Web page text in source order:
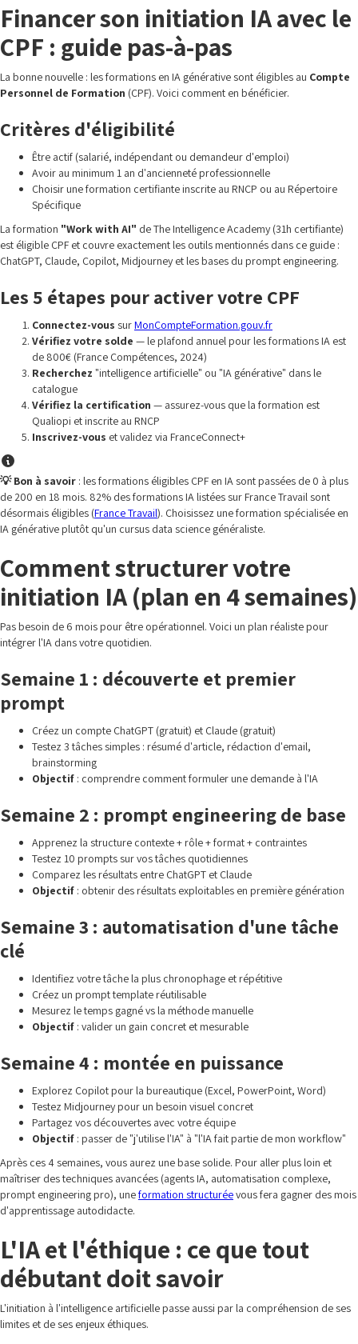
Financer son initiation IA avec le
CPF : guide pas-à-pas
La bonne nouvelle : les formations en IA générative sont éligibles au Compte
Personnel de Formation (CPF). Voici comment en bénéficier.
Critères d'éligibilité
Être actif (salarié, indépendant ou demandeur d'emploi)
Avoir au minimum 1 an d'ancienneté professionnelle
Choisir une formation certifiante inscrite au RNCP ou au Répertoire
Spécifique
La formation "Work with AI" de The Intelligence Academy (31h certifiante)
est éligible CPF et couvre exactement les outils mentionnés dans ce guide :
ChatGPT, Claude, Copilot, Midjourney et les bases du prompt engineering.
Les 5 étapes pour activer votre CPF
Connectez-vous surMonCompteFormation.gouv.fr
Vérifiez votre solde — le plafond annuel pour les formations IA est
de 800€ (France Compétences, 2024)
Recherchez "intelligence artificielle" ou "IA générative" dans le
catalogue
Vérifiez la certification — assurez-vous que la formation est
Qualiopi et inscrite au RNCP
Inscrivez-vous et validez via FranceConnect+
💡 Bon à savoir : les formations éligibles CPF en IA sont passées de 0 à plus
de 200 en 18 mois. 82% des formations IA listées sur France Travail sont
désormais éligibles (France Travail). Choisissez une formation spécialisée en
IA générative plutôt qu'un cursus data science généraliste.
Comment structurer votre
initiation IA (plan en 4 semaines)
Pas besoin de 6 mois pour être opérationnel. Voici un plan réaliste pour
intégrer l'IA dans votre quotidien.
Semaine 1 : découverte et premier
prompt
Créez un compte ChatGPT (gratuit) et Claude (gratuit)
Testez 3 tâches simples : résumé d'article, rédaction d'email,
brainstorming
Objectif : comprendre comment formuler une demande à l'IA
Semaine 2 : prompt engineering de base
Apprenez la structure contexte + rôle + format + contraintes
Testez 10 prompts sur vos tâches quotidiennes
Comparez les résultats entre ChatGPT et Claude
Objectif : obtenir des résultats exploitables en première génération
Semaine 3 : automatisation d'une tâche
clé
Identifiez votre tâche la plus chronophage et répétitive
Créez un prompt template réutilisable
Mesurez le temps gagné vs la méthode manuelle
Objectif : valider un gain concret et mesurable
Semaine 4 : montée en puissance
Explorez Copilot pour la bureautique (Excel, PowerPoint, Word)
Testez Midjourney pour un besoin visuel concret
Partagez vos découvertes avec votre équipe
Objectif : passer de "j'utilise l'IA" à "l'IA fait partie de mon workflow"
Après ces 4 semaines, vous aurez une base solide. Pour aller plus loin et
maîtriser des techniques avancées (agents IA, automatisation complexe,
prompt engineering pro), uneformation structuréevous fera gagner des mois
d'apprentissage autodidacte.
L'IA et l'éthique : ce que tout
débutant doit savoir
L'initiation à l'intelligence artificielle passe aussi par la compréhension de ses
limites et de ses enjeux éthiques.